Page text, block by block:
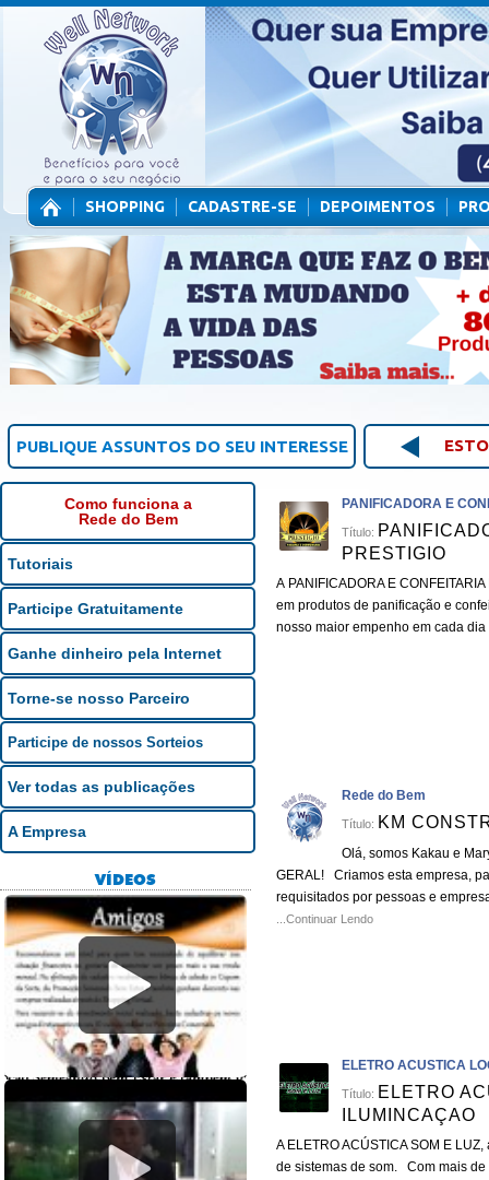
SHOPPING CADASTRE-SE DEPOIMENTOS
CONTATO
PUBLIQUE ASSUNTOS DO SEU INTERESSE
Como funciona a
Rede do Bem
Tutoriais
Participe Gratuitamente
Ganhe dinheiro pela Internet
Torne-se nosso Parceiro
Participe de nossos Sorteios
Ver todas as publicações
A Empresa
VÍDEOS
PANIFICADORA E
Título:
PRESTIGIO
A PANIFICADORA E
em produtos de panificação e
nosso maior empenho em cada
Rede do Bem
Título: KM
Olá, somos Kakau e
GERAL! Criamos esta empresa,
requisitados por pessoas e
...Continuar Lendo
ELETRO ACUSTICA
Título: ELETRO
ILUMINCAÇAO
A ELETRO ACÚSTICA SOM E
de sistemas de som. Com mais